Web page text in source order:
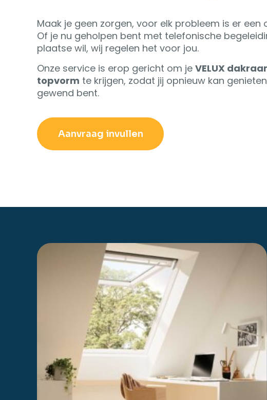
Maak je geen zorgen, voor elk probleem is er een
Of je nu geholpen bent met telefonische
plaatse wil, wij regelen het voor jou.
Onze service is erop gericht om je VELUX
topvorm te krijgen, zodat jij opnieuw kan
gewend bent.
Aanvraag invullen